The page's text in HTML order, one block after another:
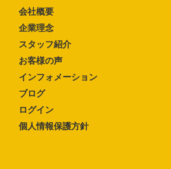
会社概要
企業理念
スタッフ紹介
お客様の声
インフォメーション
ブログ
ログイン
個人情報保護方針